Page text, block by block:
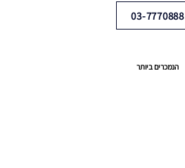
03-7770888
הנמכרים ביותר